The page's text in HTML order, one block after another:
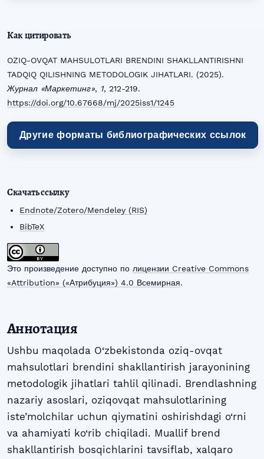
Как цитировать
OZIQ-OVQAT MAHSULOTLARI BRENDINI SHAKLLANTIRISHNI
TADQIQ QILISHNING METODOLOGIK JIHATLARI. (2025).
Журнал «Маркетинг», 1, 212-219.
https://doi.org/10.67668/mj/2025iss1/1245
Другие форматы библиографических ссылок
Скачать ссылку
Endnote/Zotero/Mendeley (RIS)
BibTeX
Это произведение доступно по лицензии Creative Commons
«Attribution» («Атрибуция») 4.0 Всемирная.
Аннотация
Ushbu maqolada O‘zbekistonda oziq-ovqat
mahsulotlari brendini shakllantirish jarayonining
metodologik jihatlari tahlil qilinadi. Brendlashning
nazariy asoslari, oziqovqat mahsulotlarining
iste’molchilar uchun qiymatini oshirishdagi o‘rni
va ahamiyati ko‘rib chiqiladi. Muallif brend
shakllantirish bosqichlarini tavsiflab, xalqaro